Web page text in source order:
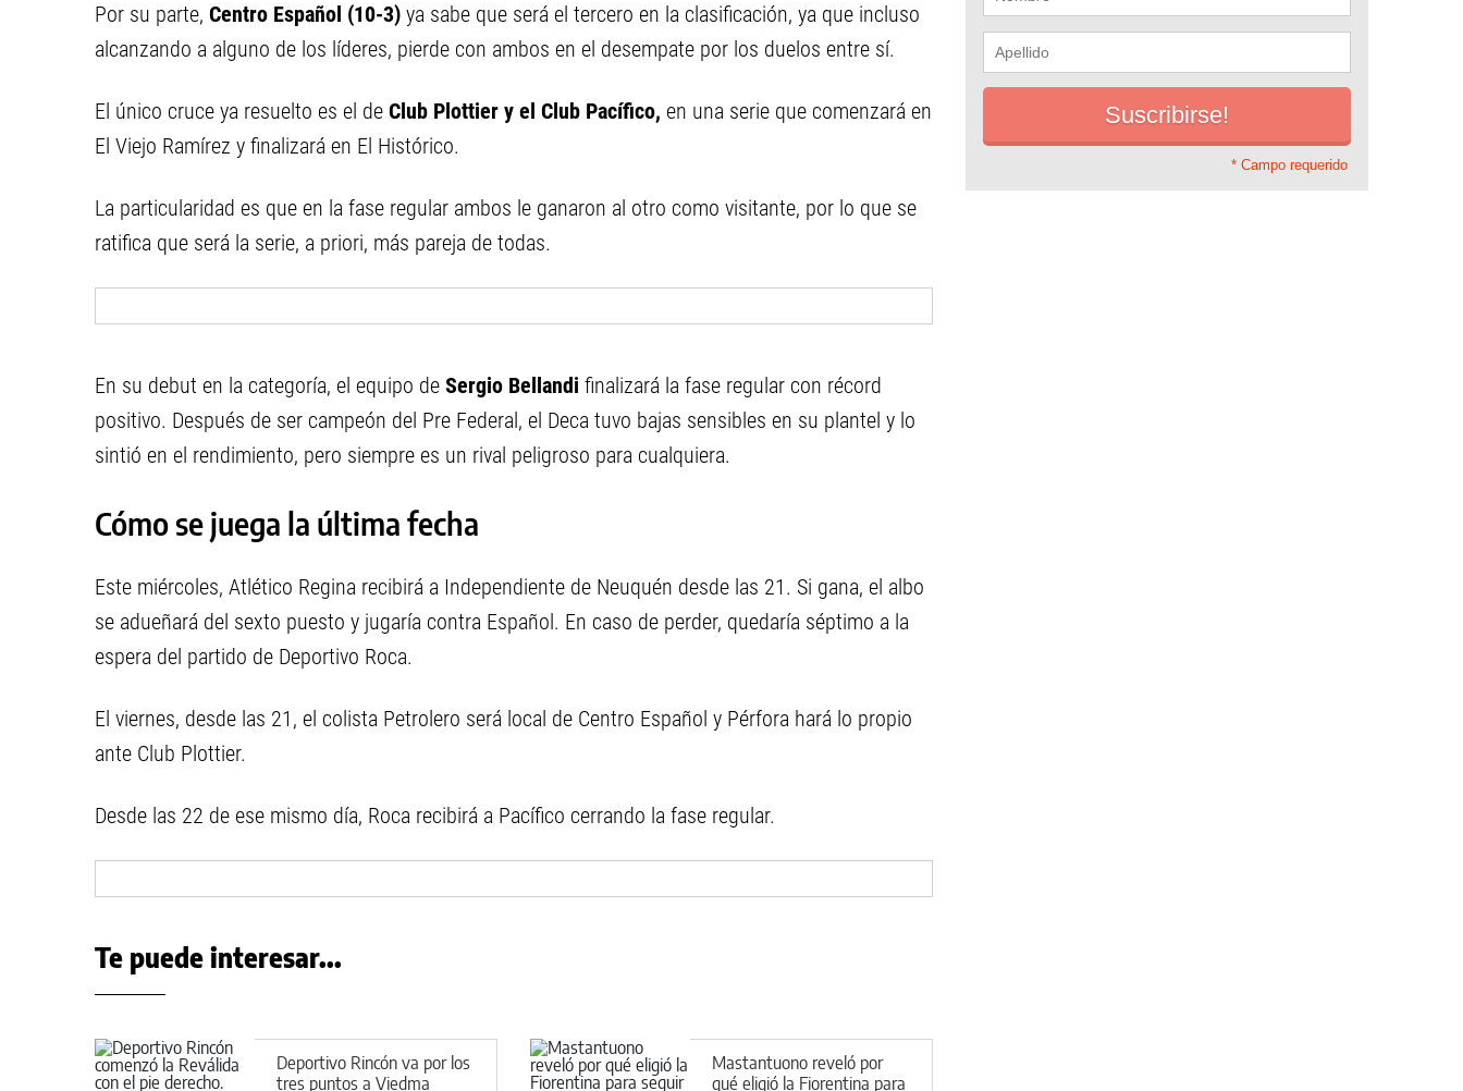
Por su parte, Centro Español (10-3) ya sabe que será el tercero en la clasificación, ya que incluso
alcanzando a alguno de los líderes, pierde con ambos en el desempate por los duelos entre sí.
El único cruce ya resuelto es el de Club Plottier y el Club Pacífico, en una serie que comenzará en
El Viejo Ramírez y finalizará en El Histórico.
La particularidad es que en la fase regular ambos le ganaron al otro como visitante, por lo que se
ratifica que será la serie, a priori, más pareja de todas.
En su debut en la categoría, el equipo de Sergio Bellandi finalizará la fase regular con récord
positivo. Después de ser campeón del Pre Federal, el Deca tuvo bajas sensibles en su plantel y lo
sintió en el rendimiento, pero siempre es un rival peligroso para cualquiera.
Cómo se juega la última fecha
Este miércoles, Atlético Regina recibirá a Independiente de Neuquén desde las 21. Si gana, el albo
se adueñará del sexto puesto y jugaría contra Español. En caso de perder, quedaría séptimo a la
espera del partido de Deportivo Roca.
El viernes, desde las 21, el colista Petrolero será local de Centro Español y Pérfora hará lo propio
ante Club Plottier.
Desde las 22 de ese mismo día, Roca recibirá a Pacífico cerrando la fase regular.
Te puede interesar...
Deportivo Rincón va por los
tres puntos a Viedma
Mastantuono reveló por
qué eligió la Fiorentina para
* Campo requerido